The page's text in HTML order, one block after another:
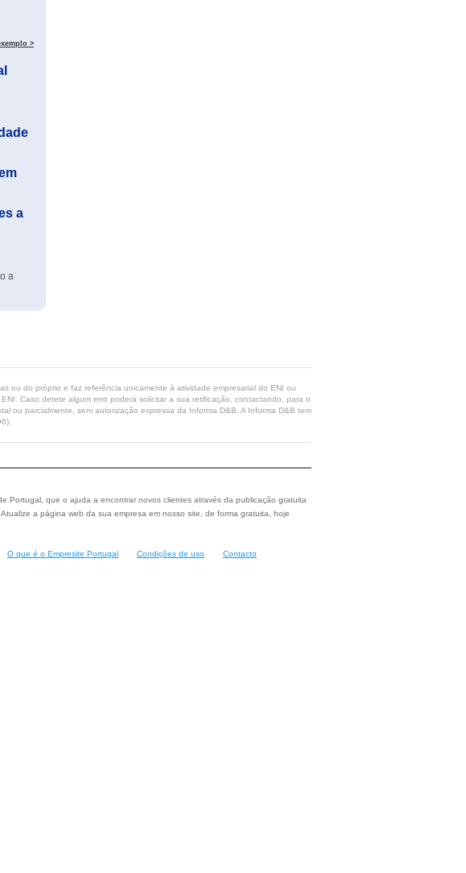
>
a
a
ou do próprio e faz referência unicamente à atividade empresarial do ENI ou
Caso detete algum erro poderá solicitar a sua retificação, contactando, para o
ou parcialmente, sem autorização expressa da Informa D&B. A Informa D&B tem
Portugal, que o ajuda a encontrar novos clientes através da publicação gratuita
a página web da sua empresa em nosso site, de forma gratuita, hoje
O que é o Empresite Portugal Condições de uso Contacto